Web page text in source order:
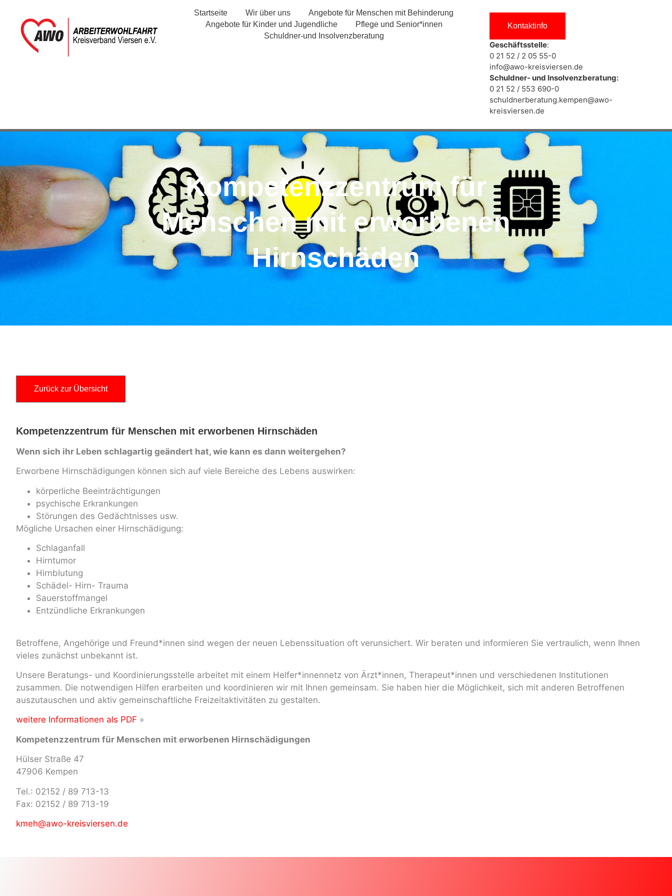
Startseite Wir über uns
Angebote für Menschen mit Behinderung
Angebote für Kinder und Jugendliche
Pflege und Senior*innen
Schuldner-und Insolvenzberatung
Kontaktinfo
Geschäftsstelle:
0 21 52 / 2 05 55-0
info@awo-kreisviersen.de
Schuldner- und Insolvenzberatung:
0 21 52 / 553 690-0
schuldnerberatung.kempen@awo-
kreisviersen.de
Kompetenzzentrum für
Menschen mit erworbenen
Hirnschäden
Zurück zur Übersicht
Kompetenzzentrum für Menschen mit erworbenen Hirnschäden
Wenn sich ihr Leben schlagartig geändert hat, wie kann es dann weitergehen?
Erworbene Hirnschädigungen können sich auf viele Bereiche des Lebens auswirken:
körperliche Beeinträchtigungen
psychische Erkrankungen
Störungen des Gedächtnisses usw.
Mögliche Ursachen einer Hirnschädigung:
Schlaganfall
Hirntumor
Hirnblutung
Schädel- Hirn- Trauma
Sauerstoffmangel
Entzündliche Erkrankungen
Betroffene, Angehörige und Freund*innen sind wegen der neuen Lebenssituation oft verunsichert. Wir beraten und informieren Sie vertraulich, wenn Ihnen
vieles zunächst unbekannt ist.
Unsere Beratungs- und Koordinierungsstelle arbeitet mit einem Helfer*innennetz von Ärzt*innen, Therapeut*innen und verschiedenen Institutionen
zusammen. Die notwendigen Hilfen erarbeiten und koordinieren wir mit Ihnen gemeinsam. Sie haben hier die Möglichkeit, sich mit anderen Betroffenen
auszutauschen und aktiv gemeinschaftliche Freizeitaktivitäten zu gestalten.
weitere Informationen als PDF »
Kompetenzzentrum für Menschen mit erworbenen Hirnschädigungen
Hülser Straße 47
47906 Kempen
Tel.: 02152 / 89 713-13
Fax: 02152 / 89 713-19
kmeh@awo-kreisviersen.de